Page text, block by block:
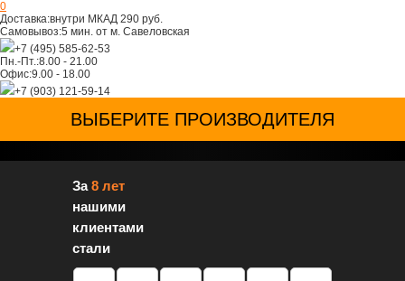
0
Доставка:внутри МКАД 290 руб.
Самовывоз:5 мин. от м. Савеловская
+7 (495) 585-62-53
Пн.-Пт.:8.00 - 21.00
Офис:9.00 - 18.00
+7 (903) 121-59-14
ВЫБЕРИТЕ ПРОИЗВОДИТЕЛЯ
За8 лет
нашими
клиентами
стали